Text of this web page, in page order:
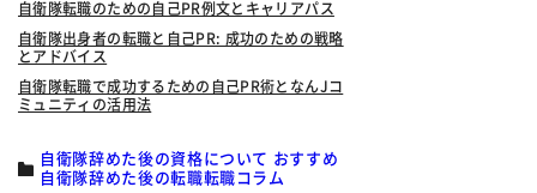
自衛隊転職のための自己PR例文とキャリアパス
自衛隊出身者の転職と自己PR: 成功のための戦略
とアドバイス
自衛隊転職で成功するための自己PR術となんJコ
ミュニティの活用法
自衛隊辞めた後の資格について おすすめ
自衛隊辞めた後の転職転職コラム